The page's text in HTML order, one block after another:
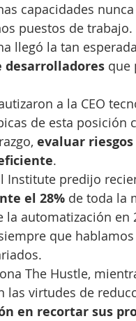
capacidades
puestos de trabajo.
llegó la tan
desarrolladores que
a la CEO
de esta
evaluar
.
Institute predijo
el 28% de toda la
la automatización
que
The Hustle,
las virtudes de
en recortar sus